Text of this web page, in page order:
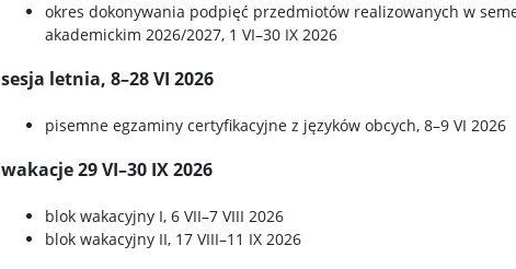
okres dokonywania podpięć przedmiotów realizowanych w
akademickim 2026/2027, 1 VI–30 IX 2026
sesja letnia, 8–28 VI 2026
pisemne egzaminy certyfikacyjne z języków obcych, 8–9 VI 2026
wakacje 29 VI–30 IX 2026
blok wakacyjny I, 6 VII–7 VIII 2026
blok wakacyjny II, 17 VIII–11 IX 2026